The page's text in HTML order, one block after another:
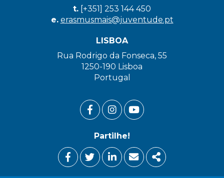
t. [+351] 253 144 450
e. erasmusmais@juventude.pt
LISBOA
Rua Rodrigo da Fonseca, 55
1250-190 Lisboa
Portugal
FACEBOOK LINK
INSTAGRAM LINK
YOUTUBE LINK
Partilhe!
FACEBOOK
TWITTERLINKEDIN
EMAILSHARE